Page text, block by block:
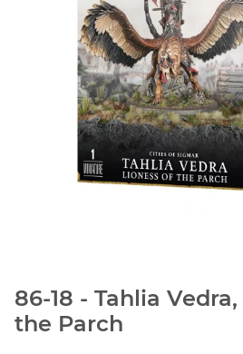
86-18 - Tahlia
the Parch